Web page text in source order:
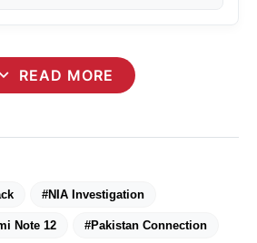
READ MORE
#NIA Investigation
Note 12 #Pakistan Connection